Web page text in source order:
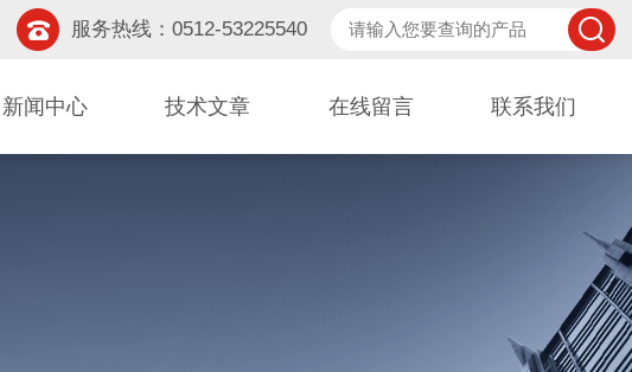
服务热线：0512-53225540
新闻中心 技术文章 在线留言 联系我们